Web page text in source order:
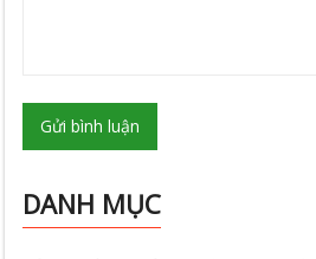
Gửi bình luận
DANH MỤC